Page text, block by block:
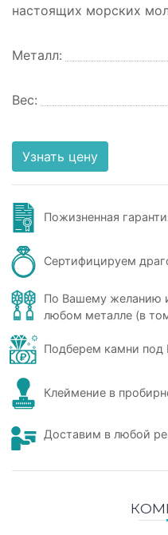
настоящих морских
Металл:
Вес:
Узнать цену
Пожизненная
Сертифицируем
По Вашему желанию
любом металле (в
Подберем камни
Клеймение в
Доставим в любой